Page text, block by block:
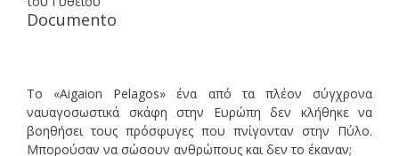
Documento
Το «Aigaion Pelagos» ένα από τα πλέον σύγχρονα
ναυαγοσωστικά σκάφη στην Ευρώπη δεν κλήθηκε να
βοηθήσει τους πρόσφυγες που πνίγονταν στην Πύλο.
Μπορούσαν να σώσουν ανθρώπους και δεν το έκαναν;